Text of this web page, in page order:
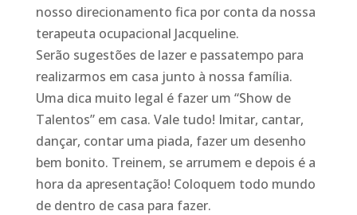
nosso direcionamento fica por conta da nossa
terapeuta ocupacional Jacqueline.
Serão sugestões de lazer e passatempo para
realizarmos em casa junto à nossa família.
Uma dica muito legal é fazer um “Show de
Talentos” em casa. Vale tudo! Imitar, cantar,
dançar, contar uma piada, fazer um desenho
bem bonito. Treinem, se arrumem e depois é a
hora da apresentação! Coloquem todo mundo
de dentro de casa para fazer.